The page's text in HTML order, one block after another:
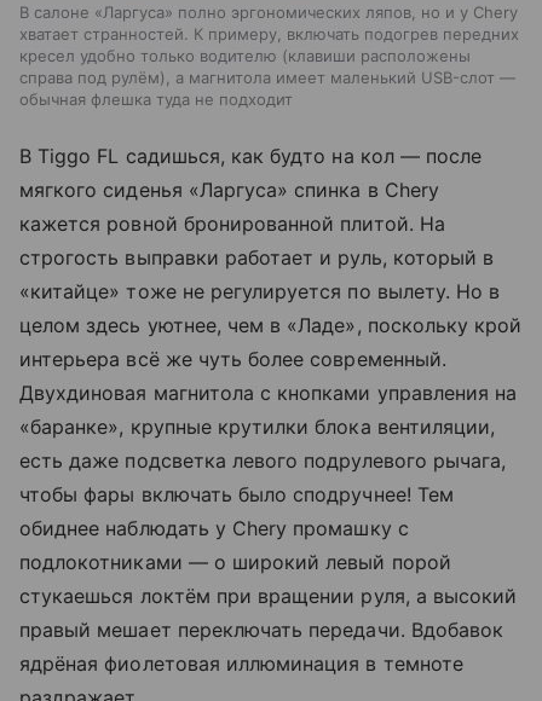
В салоне «Ларгуса» полно эргономических ляпов, но и у Chery
хватает странностей. К примеру, включать подогрев передних
кресел удобно только водителю (клавиши расположены
справа под рулём), а магнитола имеет маленький USB-слот —
обычная флешка туда не подходит
В Tiggo FL садишься, как будто на кол — после
мягкого сиденья «Ларгуса» спинка в Chery
кажется ровной бронированной плитой. На
строгость выправки работает и руль, который в
«китайце» тоже не регулируется по вылету. Но в
целом здесь уютнее, чем в «Ладе», поскольку крой
интерьера всё же чуть более современный.
Двухдиновая магнитола с кнопками управления на
«баранке», крупные крутилки блока вентиляции,
есть даже подсветка левого подрулевого рычага,
чтобы фары включать было сподручнее! Тем
обиднее наблюдать у Chery промашку с
подлокотниками — о широкий левый порой
стукаешься локтём при вращении руля, а высокий
правый мешает переключать передачи. Вдобавок
ядрёная фиолетовая иллюминация в темноте